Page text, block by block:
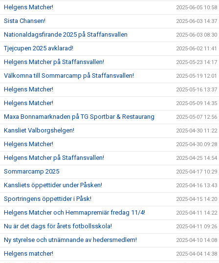
Helgens Matcher! 2025-06-05 10:58
Sista Chansen! 2025-06-03 14:37
Nationaldagsfirande 2025 på Staffansvallen 2025-06-03 08:30
Tjejcupen 2025 avklarad! 2025-06-02 11:41
Helgens Matcher på Staffansvallen! 2025-05-23 14:17
Välkomna till Sommarcamp på Staffansvallen! 2025-05-19 12:01
Helgens Matcher! 2025-05-16 13:37
Helgens Matcher! 2025-05-09 14:35
Maxa Bonnamarknaden på TG Sportbar & Restaurang 2025-05-07 12:56
Kansliet Valborgshelgen! 2025-04-30 11:22
Helgens Matcher! 2025-04-30 09:28
Helgens Matcher på Staffansvallen! 2025-04-25 14:54
Sommarcamp 2025 2025-04-17 10:29
Kansliets öppettider under Påsken! 2025-04-16 13:43
Sportringens öppettider i Påsk! 2025-04-15 14:20
Helgens Matcher och Hemmapremiär fredag 11/4! 2025-04-11 14:22
Nu är det dags för årets fotbollsskola! 2025-04-11 09:26
Ny styrelse och utnämnande av hedersmedlem! 2025-04-10 14:08
Helgens matcher! 2025-04-04 14:38